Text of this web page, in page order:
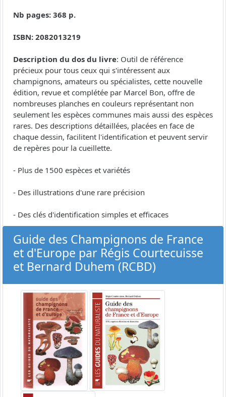
Nb pages: 368 p.
ISBN: 2082013219
Description du dos du livre: Outil de référence
précieux pour tous ceux qui s'intéressent aux
champignons, amateurs ou spécialistes, cette nouvelle
édition, revue et complétée par Marcel Bon, offre de
nombreuses planches en couleurs représentant non
seulement les espèces communes mais aussi des espèces
rares. Des descriptions détaillées, placées en face de
chaque dessin, facilitent l'identification et peuvent servir
de repères pour la cueillette.
- Plus de 1500 espèces et variétés
- Des illustrations d'une rare précision
- Des clés d'identification simples et efficaces
Guide des Champignons de France
et d'Europe par Régis Courtecuisse
et Bernard Duhem (RCBD)